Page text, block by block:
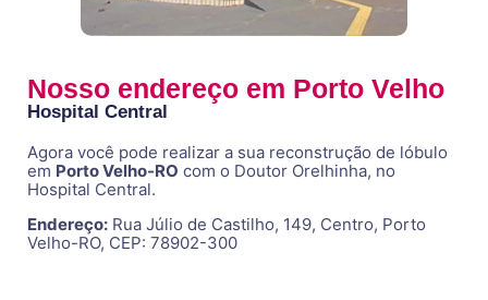
Nosso endereço em Porto Velho
Hospital Central
Agora você pode realizar a sua reconstrução de lóbulo
em Porto Velho-RO com o Doutor Orelhinha, no
Hospital Central.
Endereço: Rua Júlio de Castilho, 149, Centro, Porto
Velho-RO, CEP: 78902-300